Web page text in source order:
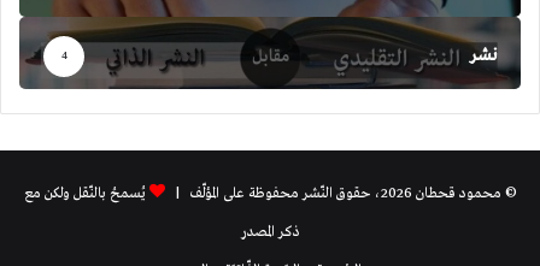
نشر 4
© محمود قحطان 2026، حقوق النّشر محفوظة على المؤلّف |
يُسمحُ بالنّقل ولكن مع
ذكر المصدر